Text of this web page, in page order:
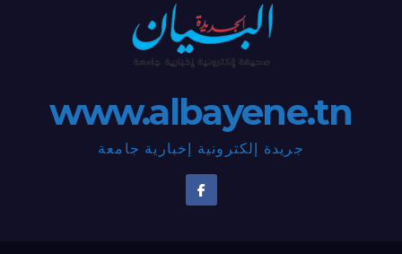
www.albayene.tn
جريدة إلكترونية إخبارية جامعة